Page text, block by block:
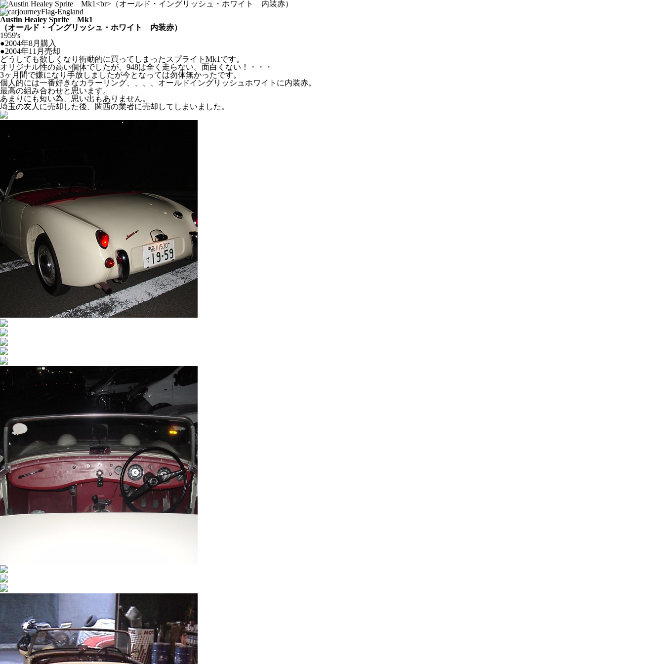
Austin Healey Sprite Mk1
（オールド・イングリッシュ・ホワイト 内装赤）
1959's
●2004年8月購入
●2004年11月売却
どうしても欲しくなり衝動的に買ってしまったスプライトMk1です。
オリジナル性の高い個体でしたが、948は全く走らない。面白くない！・・・
3ヶ月間で嫌になり手放しましたが今となっては勿体無かったです。
個人的には一番好きなカラーリング、、、、オールドイングリッシュホワイトに内装赤。
最高の組み合わせと思います。
あまりにも短い為、思い出もありません。
埼玉の友人に売却した後、関西の業者に売却してしまいました。